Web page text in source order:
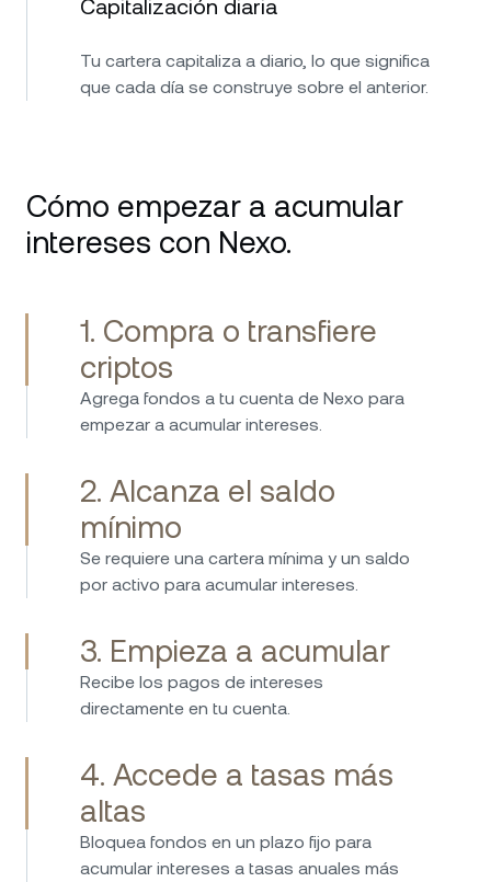
Capitalización diaria
Tu cartera capitaliza a diario, lo que significa
que cada día se construye sobre el anterior.
Cómo empezar a acumular
intereses con Nexo.
1. Compra o transfiere
criptos
Agrega fondos a tu cuenta de Nexo para
empezar a acumular intereses.
2. Alcanza el saldo
mínimo
Se requiere una cartera mínima y un saldo
por activo para acumular intereses.
3. Empieza a acumular
Recibe los pagos de intereses
directamente en tu cuenta.
4. Accede a tasas más
altas
Bloquea fondos en un plazo fijo para
acumular intereses a tasas anuales más